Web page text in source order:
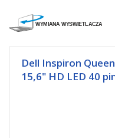
Dell Inspiron
15,6" HD LED 40